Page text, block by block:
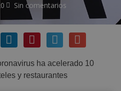
Sin comentarios
ha acelerado 10
y restaurantes